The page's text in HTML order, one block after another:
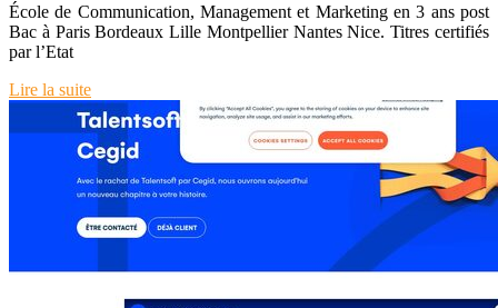
École de Communication, Management et Marketing en 3 ans post
Bac à Paris Bordeaux Lille Montpellier Nantes Nice. Titres certifiés
par l’Etat
Lire la suite